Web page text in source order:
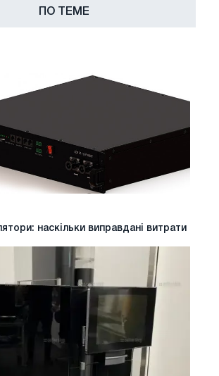
ПО ТЕМЕ
наскільки виправдані витрати